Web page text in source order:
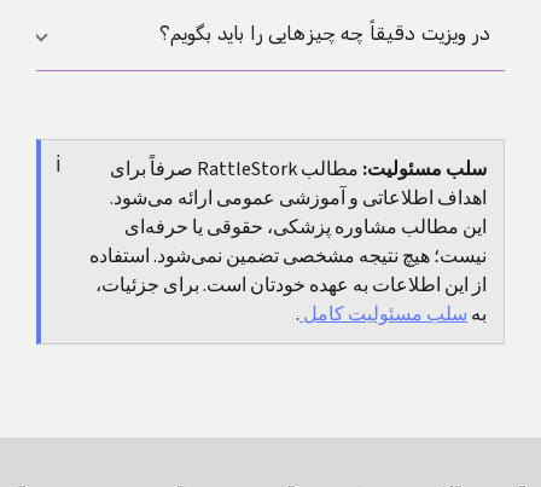
همین دلیل، حتی بدون وضعیت اورژانسی هم معاینه
می‌تواند کمک‌کننده باشد اگر حس امنیت را به تو برگرداند.
افزایش کشش و فشار پس از یک روز فعال، درد بیشتر
ناشی از فشار توضیح داده نمی‌شوند.
در ویزیت دقیقاً چه چیزهایی را باید بگویم؟
زمانی شروع شده‌اند، آیا بهتر یا بدتر می‌شوند، مشکل اصلی
نشستن است یا ادرار کردن یا دفع، و آیا ترشح، بو، خونریزی
بیشتر یا مشکل در کنترل هم اضافه شده است.
سلب مسئولیت:
مطالب RattleStork صرفاً برای
اهداف اطلاعاتی و آموزشی عمومی ارائه می‌شود.
این مطالب مشاوره پزشکی، حقوقی یا حرفه‌ای
نیست؛ هیچ نتیجه مشخصی تضمین نمی‌شود. استفاده
از این اطلاعات به عهده خودتان است. برای جزئیات،
بهسلب مسئولیت کامل.